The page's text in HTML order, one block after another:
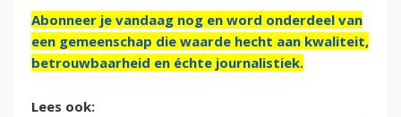
Abonneer je vandaag nog en word onderdeel van
een gemeenschap die waarde hecht aan kwaliteit,
betrouwbaarheid en échte journalistiek.
Lees ook: